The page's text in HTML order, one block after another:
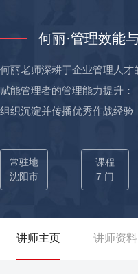
何丽·管理效能
何丽老师深耕于企业管理人
赋能管理者的管理能力提升
组织沉淀并传播优秀作战经
誉体系，从新人培养到高潜
制，通过严谨全面的结构性
——根据立白集团实际需求，
阿里巴巴多个人才培养项目
常驻地
沈阳市
课程
7 门
讲师主页 讲师资料